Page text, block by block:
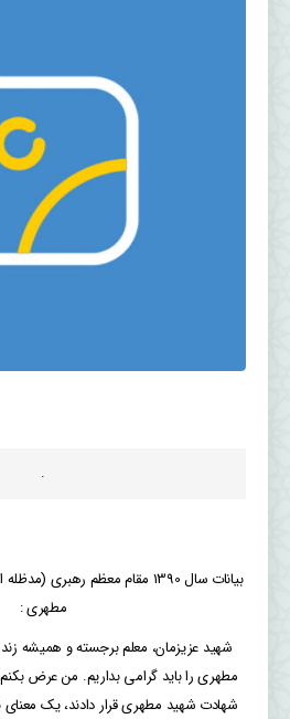
.
بیانات سال 1390 مقام معظم
مطهری :
شهید عزیزمان، معلم برجسته و همیشه
مطهری را باید گرامی بداریم. من عرض
شهادت شهید مطهری قرار دادند، یک معنای